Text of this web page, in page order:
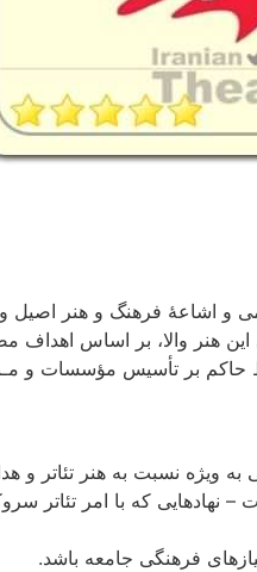
و اشاعهٔ فرهنگ و هنر
هنر والا، بر اساس
حاکم بر تأسیس مؤسسات و
نسبت به هنر تئاتر و
نهادهایی که با امر تئاتر